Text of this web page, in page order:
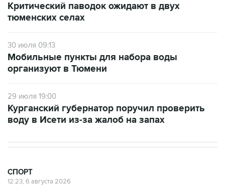
Критический паводок ожидают в двух
тюменских селах
30 июля 09:13
Мобильные пункты для набора воды
организуют в Тюмени
29 июля 19:00
Курганский губернатор поручил проверить
воду в Исети из-за жалоб на запах
СПОРТ
12:23, 6 августа 2026